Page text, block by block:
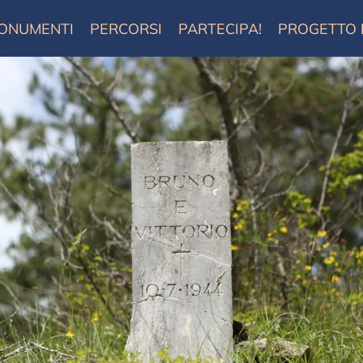
PERCORSI PARTECIPA! PROGETTO